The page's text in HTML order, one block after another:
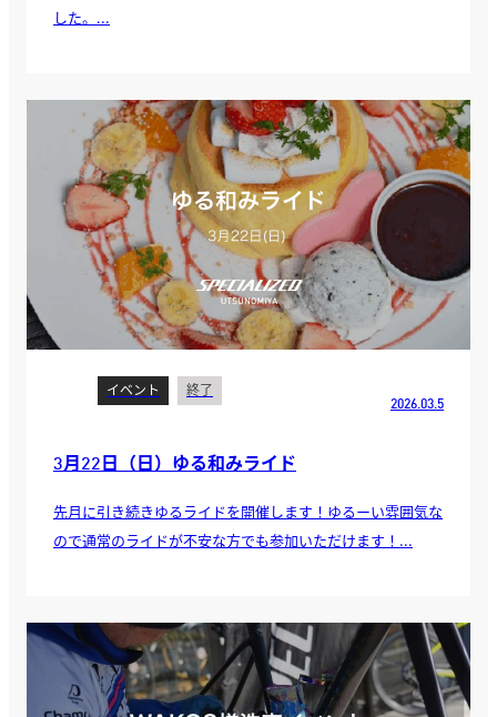
した。...
イベント
終了
2026.03.5
3月22日（日）ゆる和みライド
先月に引き続きゆるライドを開催します！ゆるーい雰囲気な
ので通常のライドが不安な方でも参加いただけます！...